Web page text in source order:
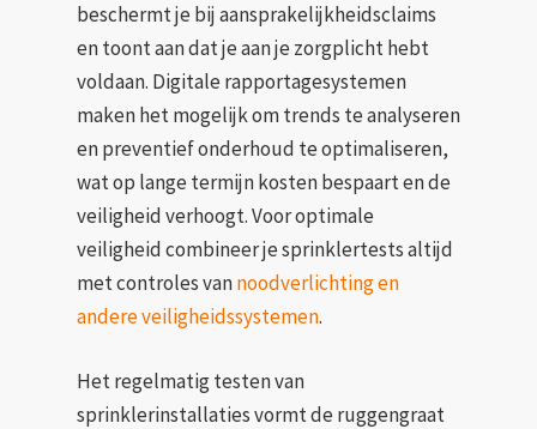
beschermt je bij aansprakelijkheidsclaims
en toont aan dat je aan je zorgplicht hebt
voldaan. Digitale rapportagesystemen
maken het mogelijk om trends te analyseren
en preventief onderhoud te optimaliseren,
wat op lange termijn kosten bespaart en de
veiligheid verhoogt. Voor optimale
veiligheid combineer je sprinklertests altijd
met controles vannoodverlichting en
andere veiligheidssystemen.
Het regelmatig testen van
sprinklerinstallaties vormt de ruggengraat